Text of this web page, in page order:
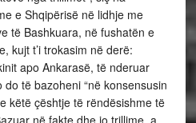
e Shqipërisë në lidhje me
të Bashkuara, në fushatën e
kujt t’i trokasim në derë:
apo Ankarasë, të nderuar
të bazoheni “në konsensusin
këtë çështje të rëndësishme të